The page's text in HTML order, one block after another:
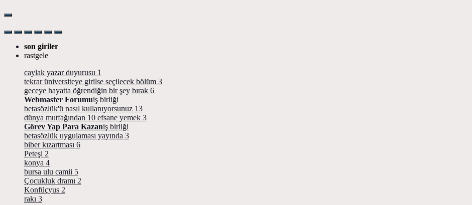
son giriler
rastgele
caylak yazar duyurusu 1
tekrar üniversiteye girilse seçilecek bölüm 3
geceye hayatta öğrendiğin bir şey bırak 6
Webmaster Forumuiş birliği
betasözlük'ü nasıl kullanıyorsunuz 13
dünya mutfağından 10 efsane yemek 3
Görev Yap Para Kazaniş birliği
betasözlük uygulaması yayında 3
biber kızartması 6
Peteşi 2
konya 4
bursa ulu camii 5
Çocukluk dramı 2
Konfüçyus 2
rakı 3